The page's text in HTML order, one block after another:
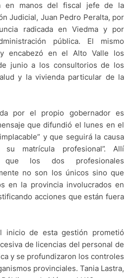
en manos del fiscal jefe de la
Judicial, Juan Pedro Peralta, por
radicada en Viedma y por
pública. El mismo
encabezó en el Alto Valle los
junio a los consultorios de los
y la vivienda particular de la
por el propio gobernador es
que difundió el lunes en el
y que seguirá la causa
su matrícula profesional”. Allí
que los dos profesionales
no son los únicos sino que
en la provincia involucrados en
acciones que están fuera
inicio de esta gestión prometió
de licencias del personal de
y se profundizaron los controles
provinciales. Tania Lastra,